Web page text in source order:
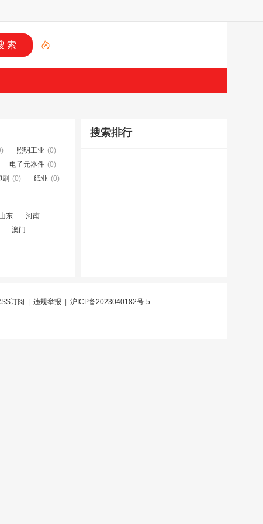
照明工业 (0)
电子元器件 (0)
刷 (0) 纸业 (0)
山东
河南
澳门
搜索排行
订阅 违规举报 沪ICP备2023040182号-5